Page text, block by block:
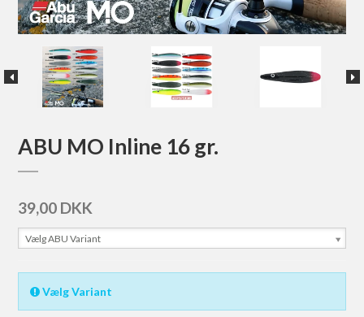
ABU MO Inline 16 gr.
39,00 DKK
Vælg ABU Variant
Vælg Variant